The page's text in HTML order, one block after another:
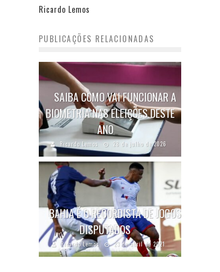
Ricardo Lemos
PUBLICAÇÕES RELACIONADAS
SAIBA COMO VAI FUNCIONAR A
BIOMETRIA NAS ELEIÇÕES DESTE
ANO
Ricardo Lemos 28 de julho de 2026
BAHIA É O RECORDISTA DE JOGOS
DISPUTADOS
Ricardo Lemos 23 de abril de 2021